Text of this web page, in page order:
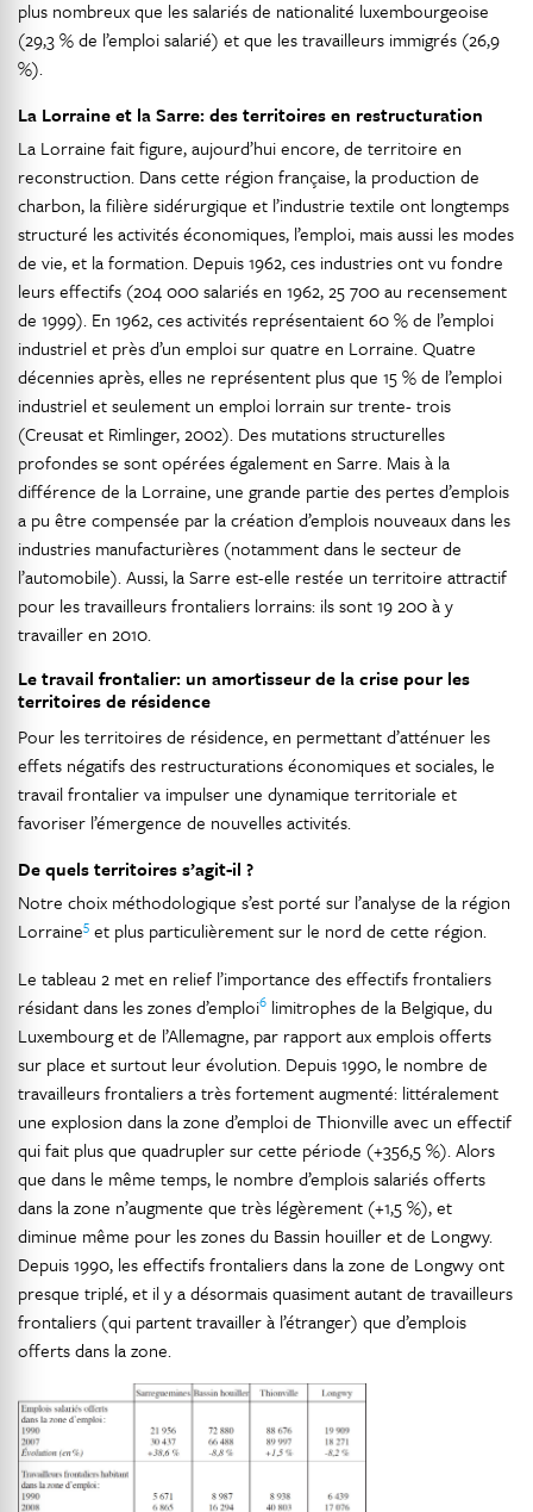
plus nombreux que les salariés de nationalité luxembourgeoise
(29,3 % de l’emploi salarié) et que les travailleurs immigrés (26,9
%).
La Lorraine et la Sarre: des territoires en restructuration
La Lorraine fait figure, aujourd’hui encore, de territoire en
reconstruction. Dans cette région française, la production de
charbon, la filière sidérurgique et l’industrie textile ont longtemps
structuré les activités économiques, l’emploi, mais aussi les modes
de vie, et la formation. Depuis 1962, ces industries ont vu fondre
leurs effectifs (204 000 salariés en 1962, 25 700 au recensement
de 1999). En 1962, ces activités représentaient 60 % de l’emploi
industriel et près d’un emploi sur quatre en Lorraine. Quatre
décennies après, elles ne représentent plus que 15 % de l’emploi
industriel et seulement un emploi lorrain sur trente- trois
(Creusat et Rimlinger, 2002). Des mutations structurelles
profondes se sont opérées également en Sarre. Mais à la
différence de la Lorraine, une grande partie des pertes d’emplois
a pu être compensée par la création d’emplois nouveaux dans les
industries manufacturières (notamment dans le secteur de
l’automobile). Aussi, la Sarre est-elle restée un territoire attractif
pour les travailleurs frontaliers lorrains: ils sont 19 200 à y
travailler en 2010.
Le travail frontalier: un amortisseur de la crise pour les
territoires de résidence
Pour les territoires de résidence, en permettant d’atténuer les
effets négatifs des restructurations économiques et sociales, le
travail frontalier va impulser une dynamique territoriale et
favoriser l’émergence de nouvelles activités.
De quels territoires s’agit-il ?
Notre choix méthodologique s’est porté sur l’analyse de la région
Lorraine5 et plus particulièrement sur le nord de cette région.
Le tableau 2 met en relief l’importance des effectifs frontaliers
résidant dans les zones d’emploi6 limitrophes de la Belgique, du
Luxembourg et de l’Allemagne, par rapport aux emplois offerts
sur place et surtout leur évolution. Depuis 1990, le nombre de
travailleurs frontaliers a très fortement augmenté: littéralement
une explosion dans la zone d’emploi de Thionville avec un effectif
qui fait plus que quadrupler sur cette période (+356,5 %). Alors
que dans le même temps, le nombre d’emplois salariés offerts
dans la zone n’augmente que très légèrement (+1,5 %), et
diminue même pour les zones du Bassin houiller et de Longwy.
Depuis 1990, les effectifs frontaliers dans la zone de Longwy ont
presque triplé, et il y a désormais quasiment autant de travailleurs
frontaliers (qui partent travailler à l’étranger) que d’emplois
offerts dans la zone.